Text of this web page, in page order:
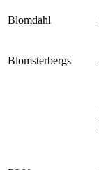
Blomdahl
Blomsterbergs